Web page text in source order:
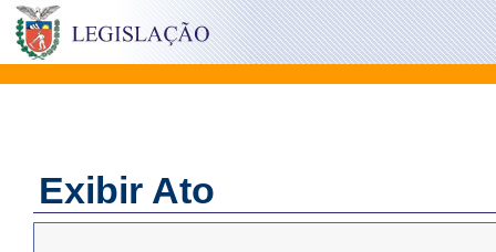
Exibir Ato